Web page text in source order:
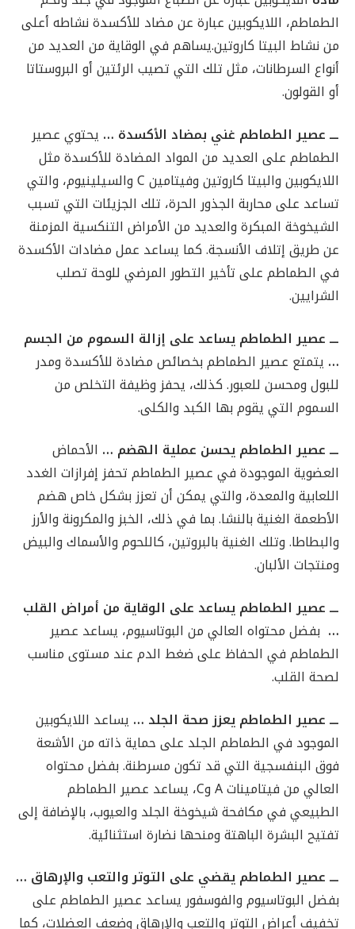
الطماطم، اللايكوبين عبارة عن مضاد للأكسدة نشاطه أعلى
من نشاط البيتا كاروتين.يساهم في الوقاية من العديد من
أنواع السرطانات، مثل تلك التي تصيب الرئتين أو البروستاتا
أو القولون.
ـــ عصير الطماطم غني بمضاد الأكسدة … يحتوي عصير
الطماطم على العديد من المواد المضادة للأكسدة مثل
اللايكوبين والبيتا كاروتين وفيتامين C والسيلينيوم، والتي
تساعد على محاربة الجذور الحرة، تلك الجزيئات التي تسبب
الشيخوخة المبكرة والعديد من الأمراض التنكسية المزمنة
عن طريق إتلاف الأنسجة. كما يساعد عمل مضادات الأكسدة
في الطماطم على تأخير التطور المرضي للوحة تصلب
الشرايين.
ـــ عصير الطماطم يساعد على إزالة السموم من الجسم
… يتمتع عصير الطماطم بخصائص مضادة للأكسدة ومدر
للبول ومحسن للعبور. كذلك، يحفز وظيفة التخلص من
السموم التي يقوم بها الكبد والكلى.
ـــ عصير الطماطم يحسن عملية الهضم … الأحماض
العضوية الموجودة في عصير الطماطم تحفز إفرازات الغدد
اللعابية والمعدة، والتي يمكن أن تعزز بشكل خاص هضم
الأطعمة الغنية بالنشا. بما في ذلك، الخبز والمكرونة والأرز
والبطاطا. وتلك الغنية بالبروتين، كاللحوم والأسماك والبيض
ومنتجات الألبان.
ـــ عصير الطماطم يساعد على الوقاية من أمراض القلب
… بفضل محتواه العالي من البوتاسيوم، يساعد عصير
الطماطم في الحفاظ على ضغط الدم عند مستوى مناسب
لصحة القلب.
ـــ عصير الطماطم يعزز صحة الجلد … يساعد اللايكوبين
الموجود في الطماطم الجلد على حماية ذاته من الأشعة
فوق البنفسجية التي قد تكون مسرطنة. بفضل محتواه
العالي من فيتامينات A وC، يساعد عصير الطماطم
الطبيعي في مكافحة شيخوخة الجلد والعيوب، بالإضافة إلى
تفتيح البشرة الباهتة ومنحها نضارة استثنائية.
ـــ عصير الطماطم يقضي على التوتر والتعب والإرهاق …
بفضل البوتاسيوم والفوسفور يساعد عصير الطماطم على
تخفيف أعراض التوتر والتعب والإرهاق وضعف العضلات، كما